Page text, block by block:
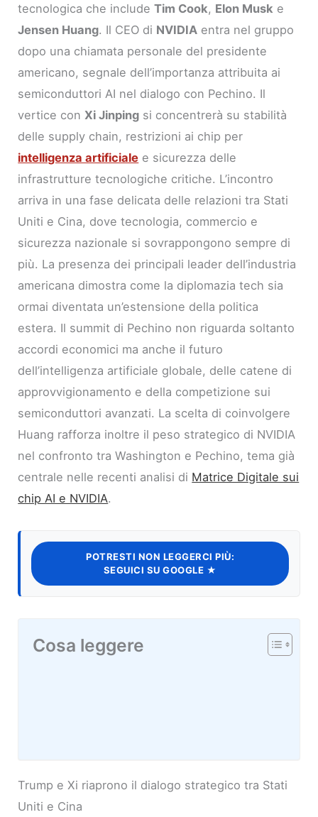
tecnologica che includeTim Cook, Elon Musk e
Jensen Huang. Il CEO di NVIDIA entra nel gruppo
dopo una chiamata personale del presidente
americano, segnale dell’importanza attribuita ai
semiconduttori AI nel dialogo con Pechino. Il
vertice con Xi Jinping si concentrerà su stabilità
delle supply chain, restrizioni ai chip per
intelligenza artificiale e sicurezza delle
infrastrutture tecnologiche critiche. L’incontro
arriva in una fase delicata delle relazioni tra Stati
Uniti e Cina, dove tecnologia, commercio e
sicurezza nazionale si sovrappongono sempre di
più. La presenza dei principali leader dell’industria
americana dimostra come la diplomazia tech sia
ormai diventata un’estensione della politica
estera. Il summit di Pechino non riguarda soltanto
accordi economici ma anche il futuro
dell’intelligenza artificiale globale, delle catene di
approvvigionamento e della competizione sui
semiconduttori avanzati. La scelta di coinvolgere
Huang rafforza inoltre il peso strategico di NVIDIA
nel confronto tra Washington e Pechino, tema già
centrale nelle recenti analisi di Matrice Digitale sui
chip AI e NVIDIA.
POTRESTI NON LEGGERCI PIÙ:
SEGUICI SU GOOGLE ★
Cosa leggere
Trump e Xi riaprono il dialogo strategico tra Stati
Uniti e Cina